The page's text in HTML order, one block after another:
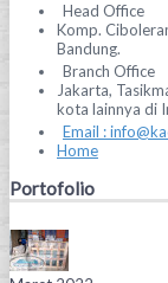
Head Office
Komp.
Bandung.
Branch Office
Jakarta,
kota lainnya di
Email :
Home
Portofolio